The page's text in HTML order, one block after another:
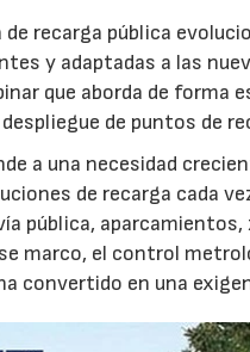
recarga pública
y adaptadas a las
que aborda de
de puntos de
a una necesidad
de recarga cada
pública,
marco, el control
convertido en una